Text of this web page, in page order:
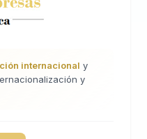
internacional y
y